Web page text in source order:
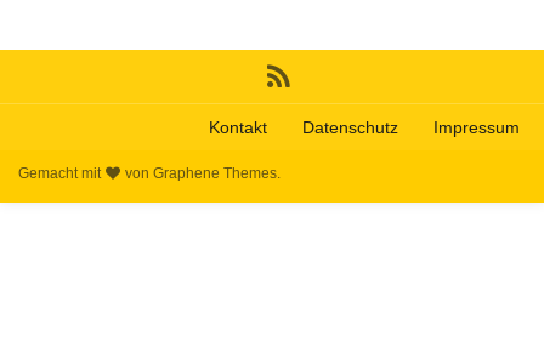
Kontakt Datenschutz Impressum
Gemacht mit vonGraphene Themes.